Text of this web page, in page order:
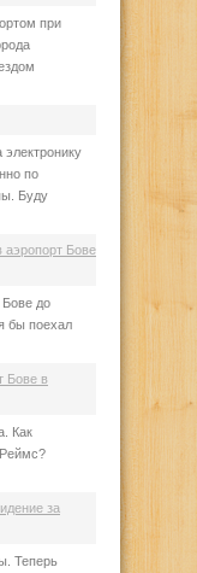
при
по
Буду
аэропорт Бове
до
бы поехал
Бове в
Как
Реймс?
за
Теперь